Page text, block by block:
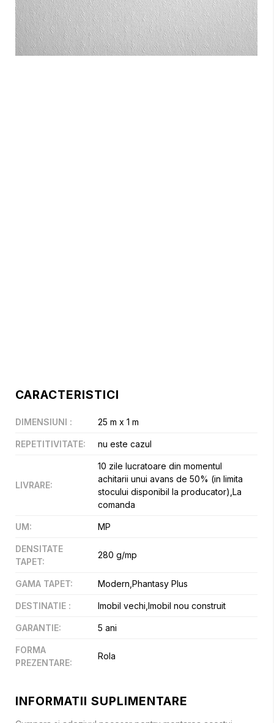
CARACTERISTICI
DIMENSIUNI : 25 m x 1 m
REPETITIVITATE: nu este cazul
LIVRARE:
10 zile lucratoare din momentul
achitarii unui avans de 50% (in limita
stocului disponibil la producator),La
comanda
UM: MP
DENSITATE
TAPET:
280 g/mp
GAMA TAPET: Modern,Phantasy Plus
DESTINATIE : Imobil vechi,Imobil nou construit
GARANTIE: 5 ani
FORMA
PREZENTARE:
Rola
INFORMATII SUPLIMENTARE